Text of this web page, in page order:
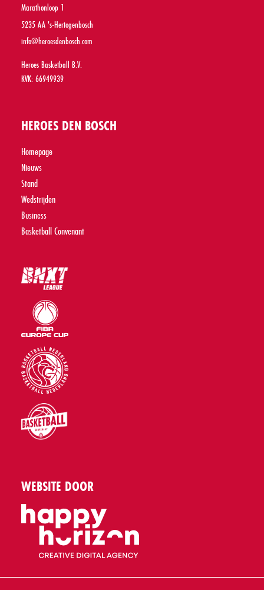
Marathonloop 1
5235 AA 's-Hertogenbosch
info@heroesdenbosch.com
Heroes Basketball B.V.
KVK: 66949939
HEROES DEN BOSCH
Homepage
Nieuws
Stand
Wedstrijden
Business
Basketball Convenant
WEBSITE DOOR